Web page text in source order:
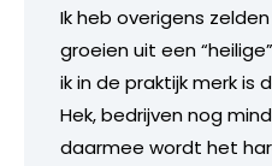
Ik heb overigens
groeien uit een
ik in de praktijk merk is
Hek, bedrijven nog
daarmee wordt het